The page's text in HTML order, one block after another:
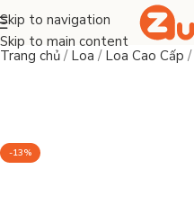
Skip to navigation
Skip to main content
Trang chủ / Loa / Loa Cao Cấp /
-13%